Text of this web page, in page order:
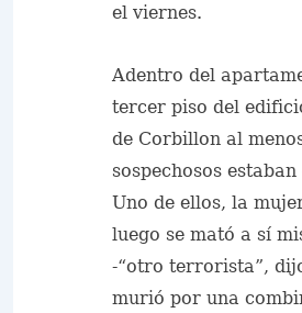
el viernes.
Adentro del
tercer piso del
de Corbillon al
sospechosos
Uno de ellos, la
luego se mató a sí
-“otro terrorista”,
murió por una